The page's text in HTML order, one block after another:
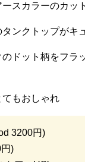
スカラーのカッ
ンクトップがキ
ドット柄をフラ
もおしゃれ
3200円)
円)